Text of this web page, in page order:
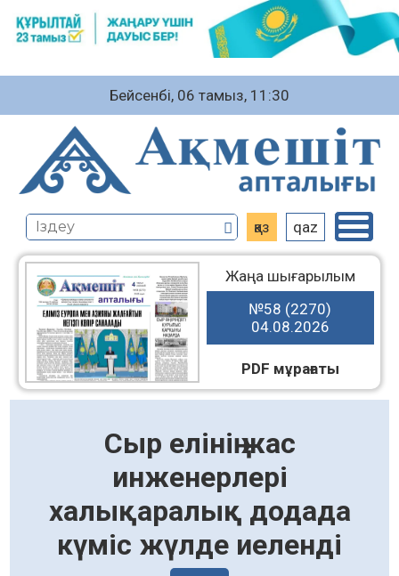
Бейсенбі, 06 тамыз, 11:30
қаз qaz
Жаңа шығарылым
№58 (2270)
04.08.2026
PDF мұрағаты
Сыр елінің жас
инженерлері
халықаралық додада
күміс жүлде иеленді